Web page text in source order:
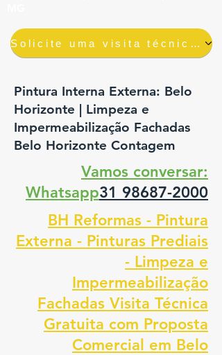
Solicite uma visita técnica gratuita e sem compromisso
Pintura Interna Externa: Belo
Horizonte | Limpeza e
Impermeabilização Fachadas
Belo Horizonte Contagem
Vamos conversar:
Whatsapp31 98687-2000
BH Reformas - Pintura
Externa - Pinturas Prediais
- Limpeza e
Impermeabilização
Fachadas Visita Técnica
Gratuita com Proposta
Comercial em Belo